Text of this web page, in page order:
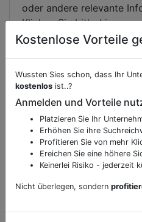
oder andere relevante
Klicken Sie bittehierum
Gerne erweitern wir Ihren
Ihren Wettbewerbern
KartenansichtMarktplatz
Durch
Kostenlose Vorteile
Wussten Sies schon, dass Ihr
kostenlos ist..?
Anmelden und Vorteile
Platzieren Sie Ihr
Erhöhen Sie ihre
Profitieren Sie von mehr
Ereichen Sie eine höhere
Keinerlei Risiko - jederzeit
Nicht überlegen, sondern